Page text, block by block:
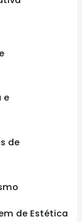
e
de
de Estética